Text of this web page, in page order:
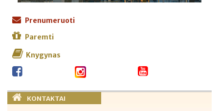
Prenumeruoti
Paremti
Knygynas
KONTAKTAI